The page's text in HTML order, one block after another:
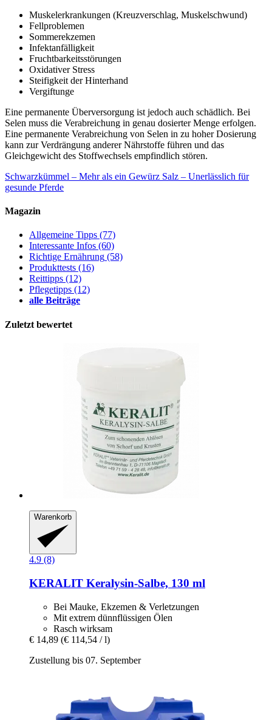
Muskelerkrankungen (Kreuzverschlag, Muskelschwund)
Fellproblemen
Sommerekzemen
Infektanfälligkeit
Fruchtbarkeitsstörungen
Oxidativer Stress
Steifigkeit der Hinterhand
Vergiftunge
Eine permanente Überversorgung ist jedoch auch schädlich. Bei
Selen muss die Verabreichung in genau dosierter Menge erfolgen.
Eine permanente Verabreichung von Selen in zu hoher Dosierung
kann zur Verdrängung anderer Nährstoffe führen und das
Gleichgewicht des Stoffwechsels empfindlich stören.
Schwarzkümmel – Mehr als ein Gewürz Salz – Unerlässlich für
gesunde Pferde
Magazin
Allgemeine Tipps (77)
Interessante Infos (60)
Richtige Ernährung (58)
Produkttests (16)
Reittipps (12)
Pflegetipps (12)
alle Beiträge
Zuletzt bewertet
Warenkorb
4.9 (8)
KERALIT Keralysin-​Salbe, 130 ml
Bei Mauke, Ekzemen & Verletzungen
Mit extrem dünnflüssigen Ölen
Rasch wirksam
€ 14,89 (€ 114,54 / l)
Zustellung bis 07. September